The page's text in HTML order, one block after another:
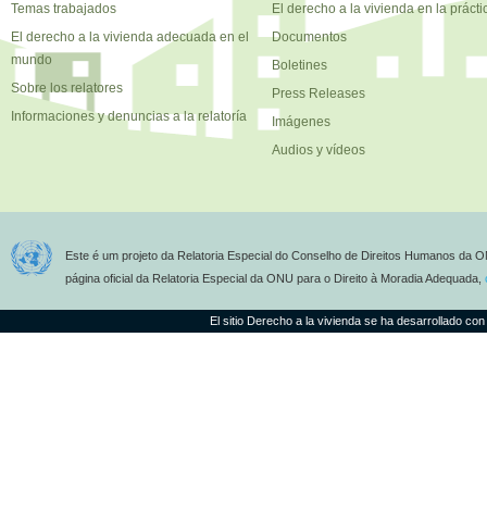
Temas trabajados
El derecho a la vivienda adecuada en el
mundo
Sobre los relatores
Informaciones y denuncias a la relatoría
El derecho a la vivienda en la
Documentos
Boletines
Press Releases
Imágenes
Audios y vídeos
Este é um projeto da Relatoria Especial do Conselho de Direitos Humanos da
página oficial da Relatoria Especial da ONU para o Direito à Moradia Adequada,
El sitio Derecho a la vivienda se ha desarrollado